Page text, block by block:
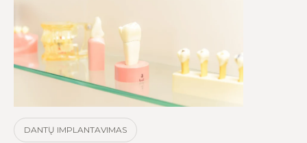
DANTŲ IMPLANTAVIMAS